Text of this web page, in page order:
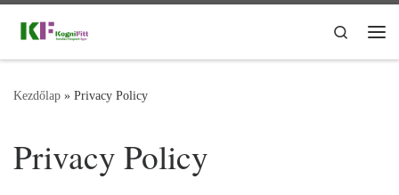
Skip to content
Search
Kezdőlap » Privacy Policy
Privacy Policy